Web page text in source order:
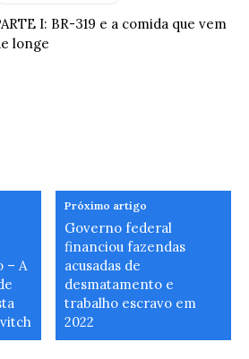
I: BR-319 e a comida que vem
longe
– A
Próximo artigo
Governo federal
financiou fazendas
acusadas de
desmatamento e
trabalho escravo em
2022